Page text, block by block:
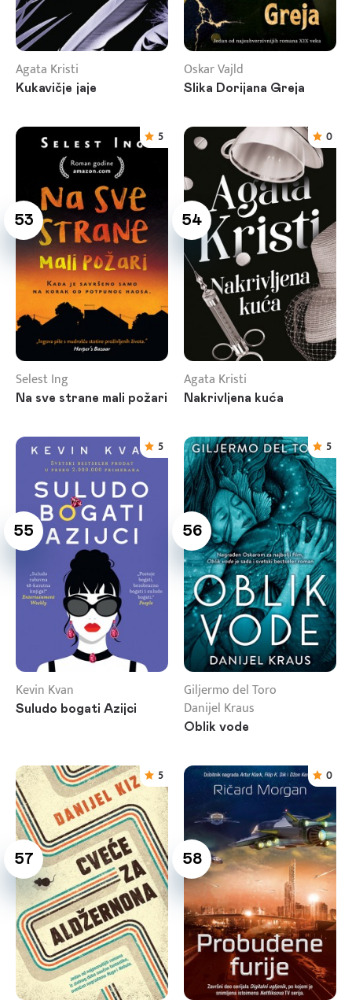
Agata Kristi
Kukavičje jaje
Oskar Vajld
Slika Dorijana Greja
53
5
Selest Ing
Na sve strane mali požari
54
0
Agata Kristi
Nakrivljena kuća
55
5
Kevin Kvan
Suludo bogati Azijci
56
5
Giljermo del Toro
Danijel Kraus
Oblik vode
57
5
58
0